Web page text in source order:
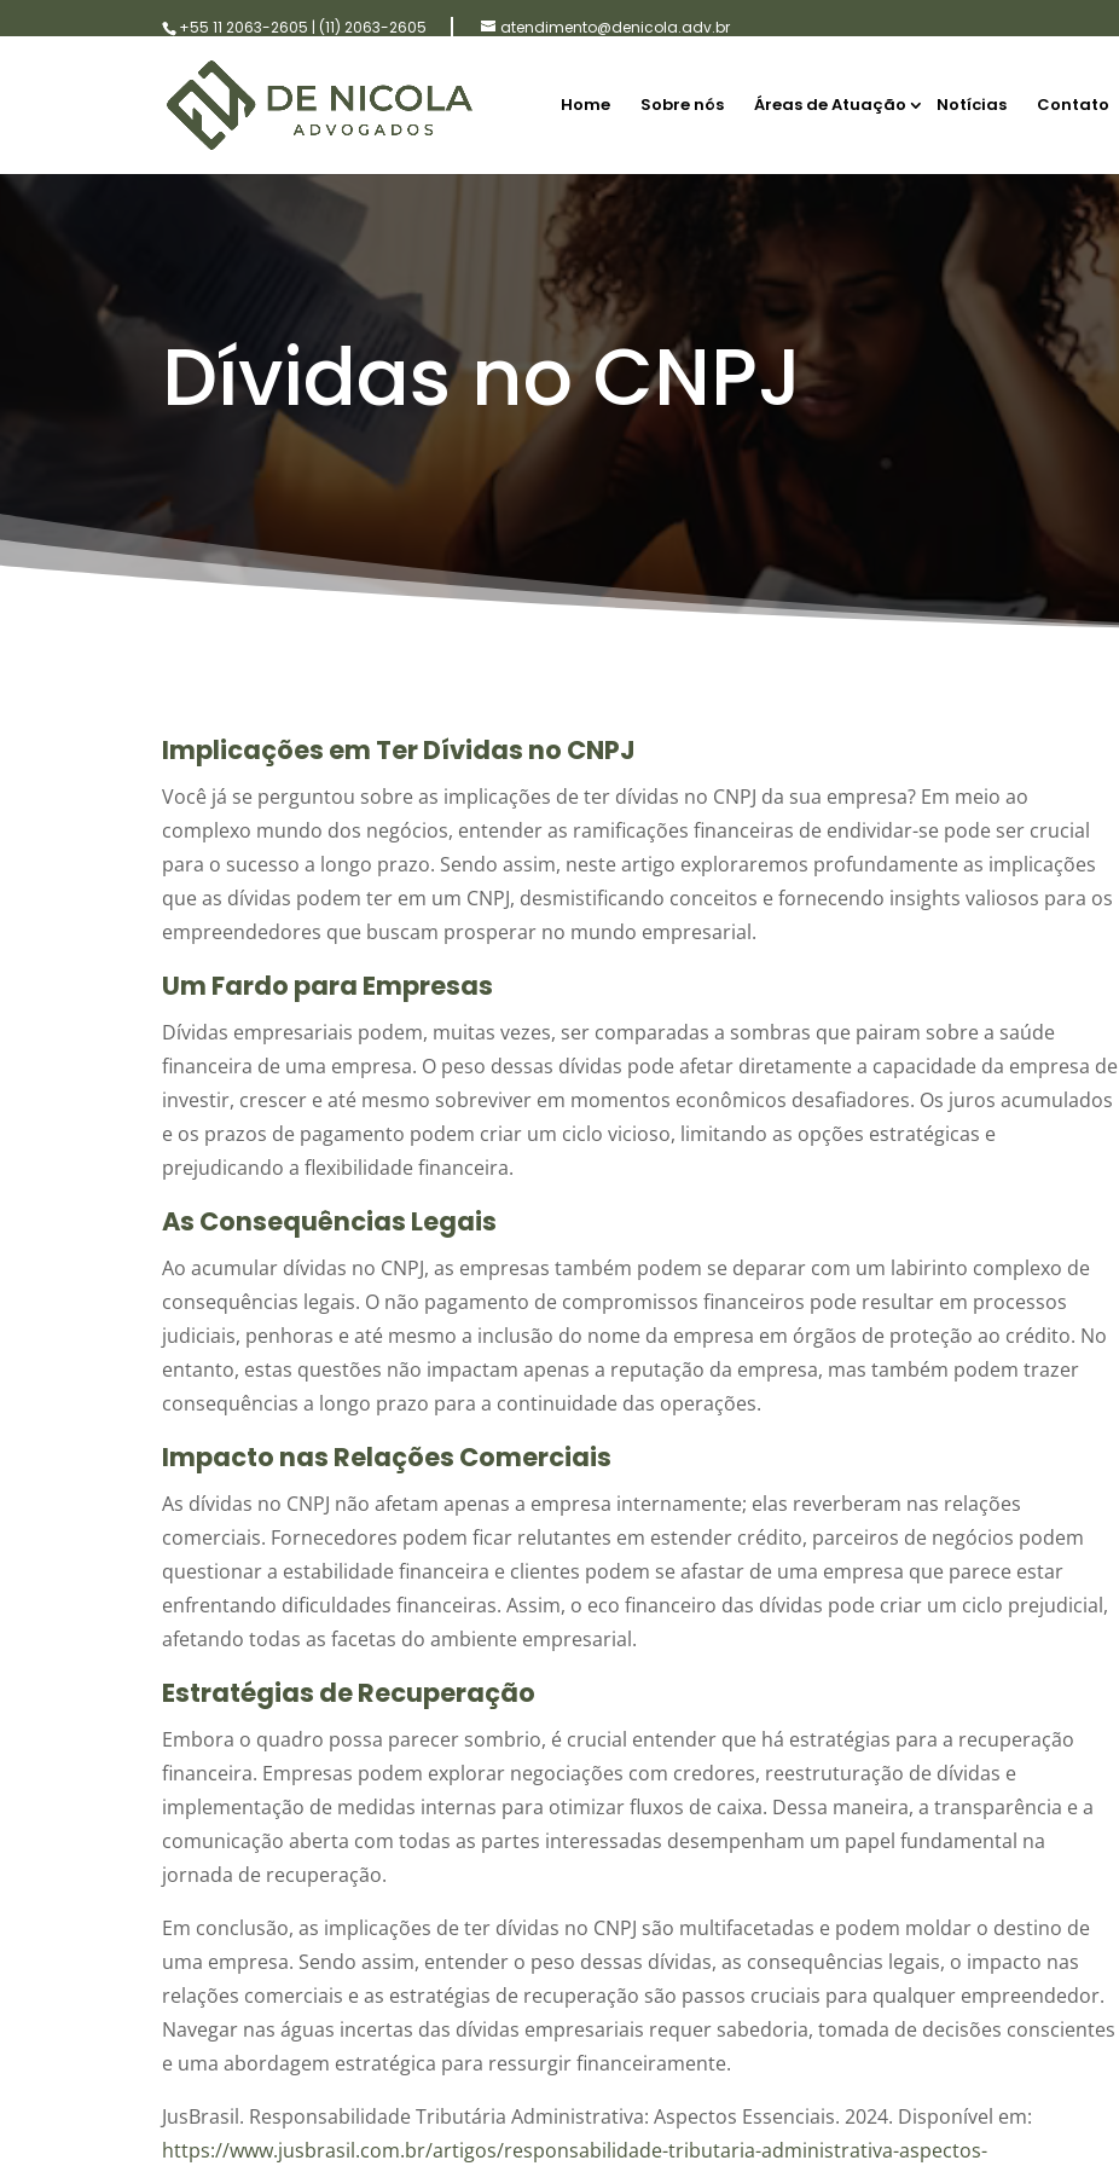
+55 11 2063-2605 | (11) 2063-2605 atendimento@denicola.adv.br
Home Sobre nós Áreas de Atuação Notícias Contato
Dívidas no CNPJ
Implicações em Ter Dívidas no CNPJ
Você já se perguntou sobre as implicações de ter dívidas no CNPJ da sua empresa? Em meio ao
complexo mundo dos negócios, entender as ramificações financeiras de endividar-se pode ser crucial
para o sucesso a longo prazo. Sendo assim, neste artigo exploraremos profundamente as implicações
que as dívidas podem ter em um CNPJ, desmistificando conceitos e fornecendo insights valiosos para os
empreendedores que buscam prosperar no mundo empresarial.
Um Fardo para Empresas
Dívidas empresariais podem, muitas vezes, ser comparadas a sombras que pairam sobre a saúde
financeira de uma empresa. O peso dessas dívidas pode afetar diretamente a capacidade da empresa de
investir, crescer e até mesmo sobreviver em momentos econômicos desafiadores. Os juros acumulados
e os prazos de pagamento podem criar um ciclo vicioso, limitando as opções estratégicas e
prejudicando a flexibilidade financeira.
As Consequências Legais
Ao acumular dívidas no CNPJ, as empresas também podem se deparar com um labirinto complexo de
consequências legais. O não pagamento de compromissos financeiros pode resultar em processos
judiciais, penhoras e até mesmo a inclusão do nome da empresa em órgãos de proteção ao crédito. No
entanto, estas questões não impactam apenas a reputação da empresa, mas também podem trazer
consequências a longo prazo para a continuidade das operações.
Impacto nas Relações Comerciais
As dívidas no CNPJ não afetam apenas a empresa internamente; elas reverberam nas relações
comerciais. Fornecedores podem ficar relutantes em estender crédito, parceiros de negócios podem
questionar a estabilidade financeira e clientes podem se afastar de uma empresa que parece estar
enfrentando dificuldades financeiras. Assim, o eco financeiro das dívidas pode criar um ciclo prejudicial,
afetando todas as facetas do ambiente empresarial.
Estratégias de Recuperação
Embora o quadro possa parecer sombrio, é crucial entender que há estratégias para a recuperação
financeira. Empresas podem explorar negociações com credores, reestruturação de dívidas e
implementação de medidas internas para otimizar fluxos de caixa. Dessa maneira, a transparência e a
comunicação aberta com todas as partes interessadas desempenham um papel fundamental na
jornada de recuperação.
Em conclusão, as implicações de ter dívidas no CNPJ são multifacetadas e podem moldar o destino de
uma empresa. Sendo assim, entender o peso dessas dívidas, as consequências legais, o impacto nas
relações comerciais e as estratégias de recuperação são passos cruciais para qualquer empreendedor.
Navegar nas águas incertas das dívidas empresariais requer sabedoria, tomada de decisões conscientes
e uma abordagem estratégica para ressurgir financeiramente.
JusBrasil. Responsabilidade Tributária Administrativa: Aspectos Essenciais. 2024. Disponível em:
https://www.jusbrasil.com.br/artigos/responsabilidade-tributaria-administrativa-aspectos-